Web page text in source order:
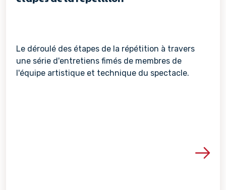
Le déroulé des étapes de la répétition à travers
une série d'entretiens fimés de membres de
l'équipe artistique et technique du spectacle.
Voir les détails de la